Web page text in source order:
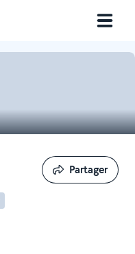
Partager
Partager